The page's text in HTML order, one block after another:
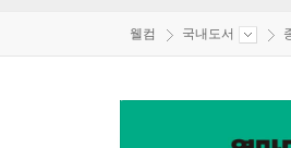
웰컴 국내도서